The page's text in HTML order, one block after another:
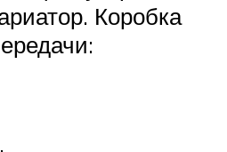
Коробка